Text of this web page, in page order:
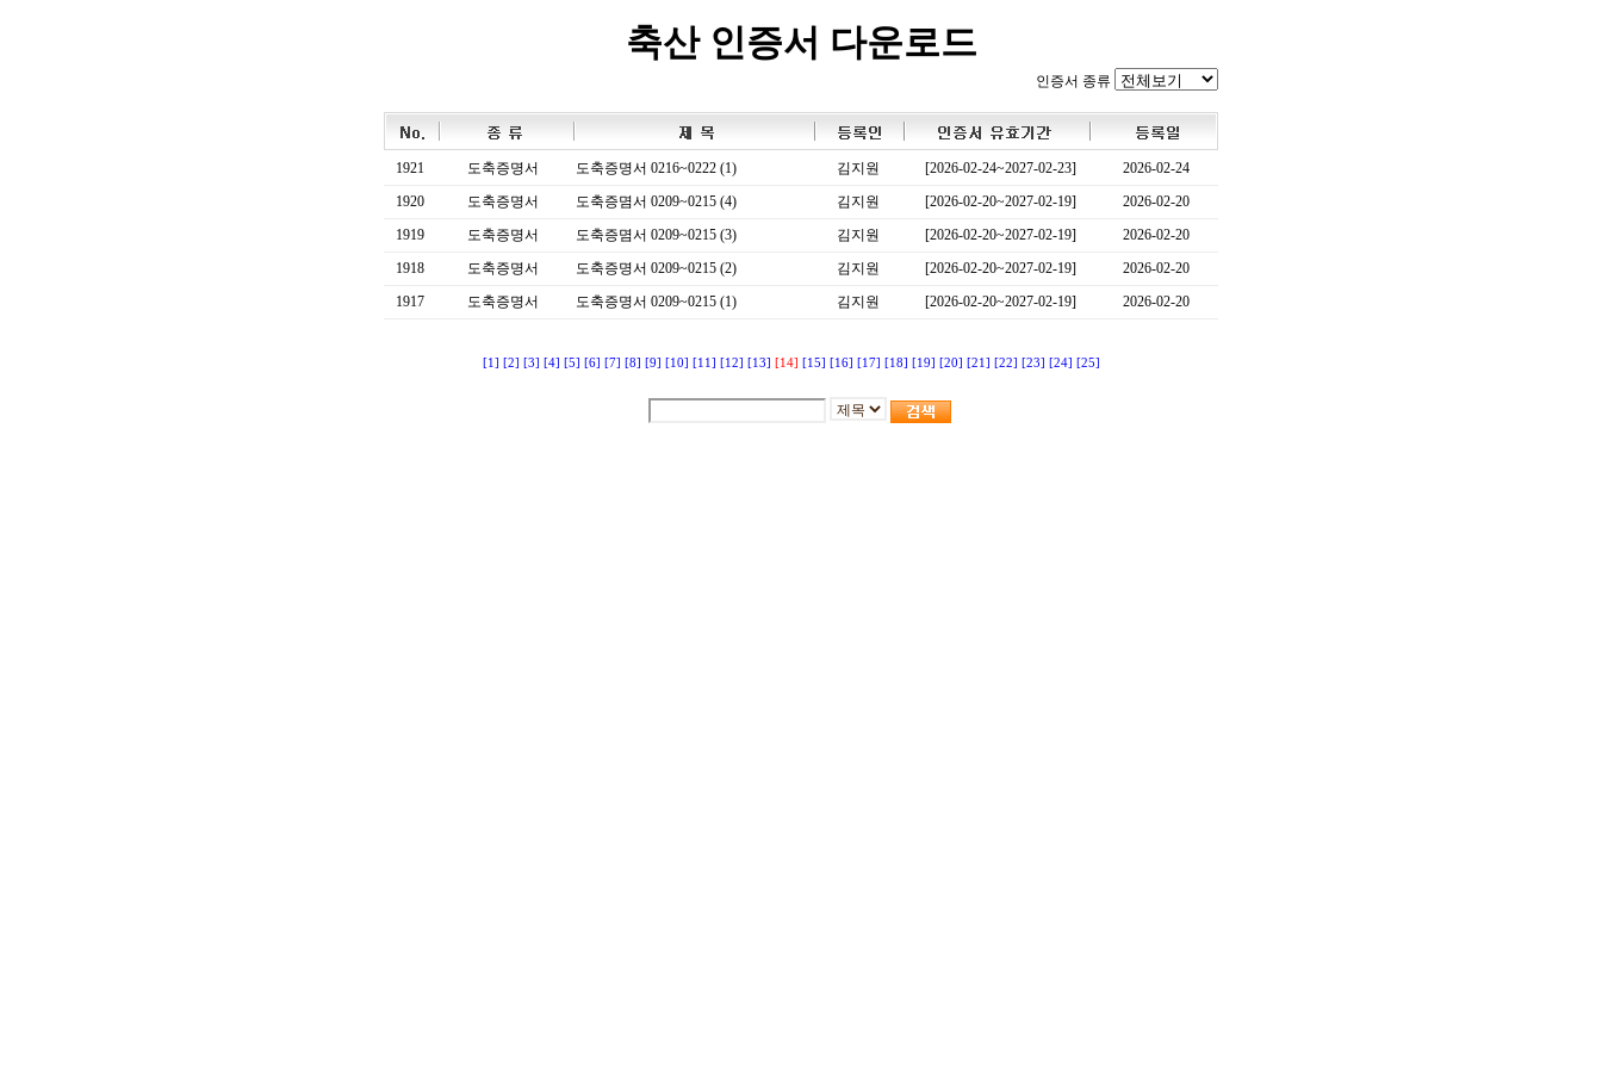
축산 인증서 다운로드
인증서 종류
1921 도축증명서 도축증명서 0216~0222 (1) 김지원 [2026-02-24~2027-02-23]
2026-02-24
1920
도축증명서 도축증몀서 0209~0215 (4) 김지원 [2026-02-20~2027-02-19]
2026-02-20
1919
도축증명서 도축증몀서 0209~0215 (3) 김지원 [2026-02-20~2027-02-19]
2026-02-20
1918
도축증명서 도축증명서 0209~0215 (2) 김지원 [2026-02-20~2027-02-19]
2026-02-20
1917
도축증명서 도축증명서 0209~0215 (1) 김지원 [2026-02-20~2027-02-19] 2026-02-20
[1] [2] [3] [4] [5] [6] [7] [8] [9] [10] [11] [12] [13] [14] [15] [16] [17] [18] [19] [20] [21] [22] [23] [24] [25]